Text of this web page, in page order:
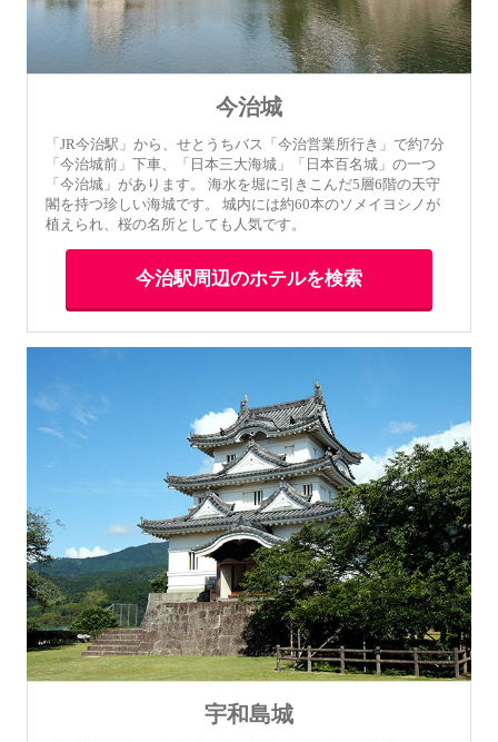
今治城
「JR今治駅」から、せとうちバス「今治営業所行き」で約7分
「今治城前」下車、「日本三大海城」「日本百名城」の一つ
「今治城」があります。 海水を堀に引きこんだ5層6階の天守
閣を持つ珍しい海城です。 城内には約60本のソメイヨシノが
植えられ、桜の名所としても人気です。
今治駅周辺のホテルを検索
宇和島城